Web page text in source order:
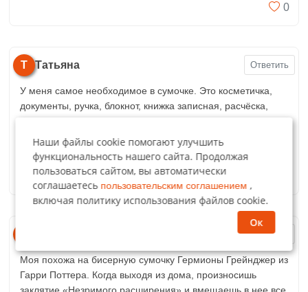
0
Т Татьяна Ответить
У меня самое необходимое в сумочке. Это косметичка,
документы, ручка, блокнот, книжка записная, расчёска,
салфетки, пакет,небольшой набор лекарств, особенно
если я в дороге.
Ответить
Моя похожа на бисерную сумочку Гермионы Грейнджер из
Гарри Поттера. Когда выходя из дома, произносишь
заклятие «Незримого расширения» и вмещаешь в нее все
Наши файлы cookie помогают улучшить
функциональность нашего сайта. Продолжая
пользоваться сайтом, вы автоматически
соглашаетесь пользовательским соглашением ,
включая политику использования файлов cookie.
Ок